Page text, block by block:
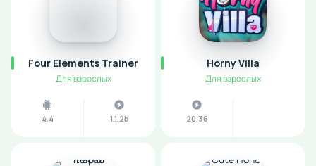
Four Elements Trainer
Для взрослых
4.4 1.1.2b
Horny Villa
Для взрослых
20.36